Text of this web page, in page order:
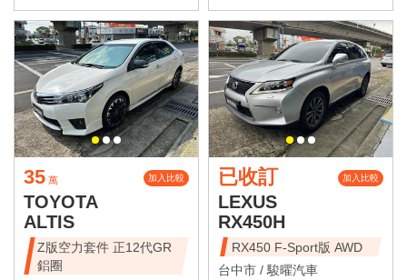
35 萬 加入比較
TOYOTA
ALTIS
Z版空力套件 正12代GR
鋁圈
已收訂 加入比較
LEXUS
RX450H
RX450 F-Sport版 AWD
台中市 /駿曜汽車